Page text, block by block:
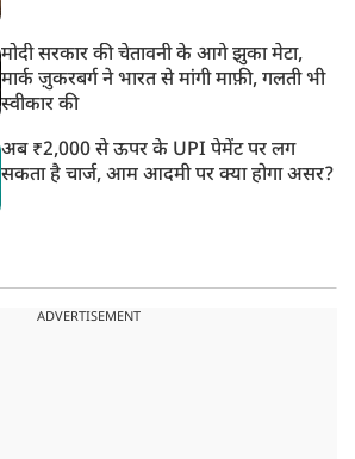
मोदी सरकार की चेतावनी के आगे झुका मेटा,
मार्क ज़ुकरबर्ग ने भारत से मांगी माफ़ी, गलती भी
स्वीकार की
अब ₹2,000 से ऊपर के UPI पेमेंट पर लग
सकता है चार्ज, आम आदमी पर क्या होगा असर?
ADVERTISEMENT